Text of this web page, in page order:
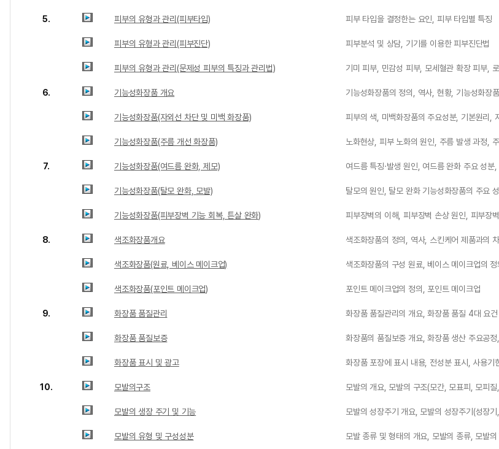
5. 피부의 유형과 관리(피부타입) 피부 타입을 결정한는 요인, 피부 타입별 특징
피부의 유형과 관리(피부진단) 피부분석 및 상담, 기기를 이용한 피부진단법
피부의 유형과 관리(문제성 피부의 특징과 관리법) 기미 피부, 민감성 피부, 모세혈관 확장 피부,
6. 기능성화장품 개요 기능성화장품의 정의, 역사, 현황, 기능성화장
기능성화장품(자외선 차단 및 미백 화장품) 피부의 색, 미백화장품의 주요성분, 기본원리,
기능성화장품(주름 개선 화장품) 노화현상, 피부 노화의 원인, 주름 발생 과정,
7. 기능성화장품(여드름 완화, 제모) 여드름 특징·발생 원인, 여드름 완화 주요 성
기능성화장품(탈모 완화, 모발) 탈모의 원인, 탈모 완화 기능성화장품의 주요
기능성화장품(피부장벽 기능 회복, 튼살 완화) 피부장벽의 이해, 피부장벽 손상 원인, 피부장
8. 색조화장품개요 색조화장품의 정의, 역사, 스킨케어 제품과의
색조화장품(원료, 베이스 메이크업) 색조화장품의 구성 원료, 베이스 메이크업의
색조화장품(포인트 메이크업) 포인트 메이크업의 정의, 포인트 메이크업
9. 화장품 품질관리 화장품 품질관리의 개요, 화장품 품질 4대 요건
화장품 품질보증 화장품의 품질보증 개요, 화장품 생산 주요공
화장품 표시 및 광고 화장품 포장에 표시 내용, 전성분 표시, 사용기
10. 모발의구조 모발의 개요, 모발의 구조(모간, 모표피, 모피
모발의 생장 주기 및 기능 모발의 성장주기 개요, 모발의 성장주기(성장
모발의 유형 및 구성성분 모발 종류 및 형태의 개요, 모발의 종류, 모발